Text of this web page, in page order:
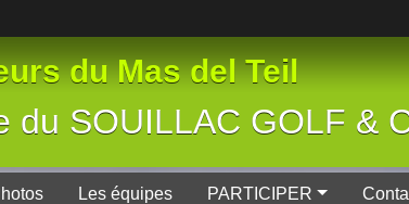
du Mas del Teil
du SOUILLAC GOLF &
Les équipes PARTICIPER